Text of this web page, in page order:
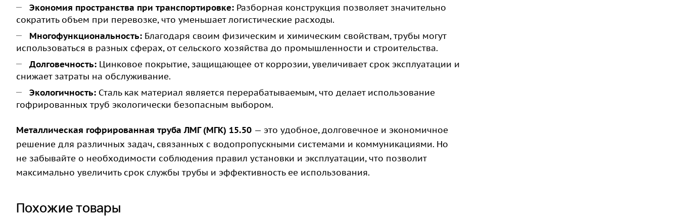
Экономия пространства при транспортировке: Разборная конструкция позволяет значительно
сократить объем при перевозке, что уменьшает логистические расходы.
Многофункциональность: Благодаря своим физическим и химическим свойствам, трубы могут
использоваться в разных сферах, от сельского хозяйства до промышленности и строительства.
Долговечность: Цинковое покрытие, защищающее от коррозии, увеличивает срок эксплуатации и
снижает затраты на обслуживание.
Экологичность: Сталь как материал является перерабатываемым, что делает использование
гофрированных труб экологически безопасным выбором.
Металлическая гофрированная труба ЛМГ (МГК) 15.50 — это удобное, долговечное и экономичное
решение для различных задач, связанных с водопропускными системами и коммуникациями. Но
не забывайте о необходимости соблюдения правил установки и эксплуатации, что позволит
максимально увеличить срок службы трубы и эффективность ее использования.
Похожие товары